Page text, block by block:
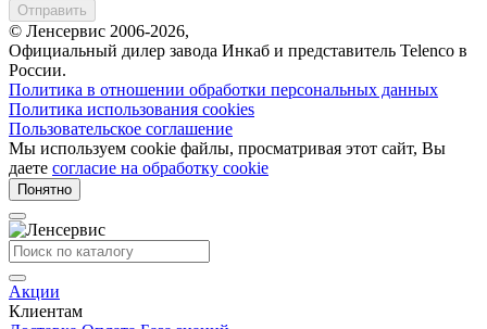
Отправить
© Ленсервис 2006-2026,
Официальный дилер завода Инкаб и представитель Telenco в
России.
Политика в отношении обработки персональных данных
Политика использования cookies
Пользовательское соглашение
Мы используем cookie файлы, просматривая этот сайт, Вы
даете согласие на обработку cookie
Понятно
Акции
Клиентам